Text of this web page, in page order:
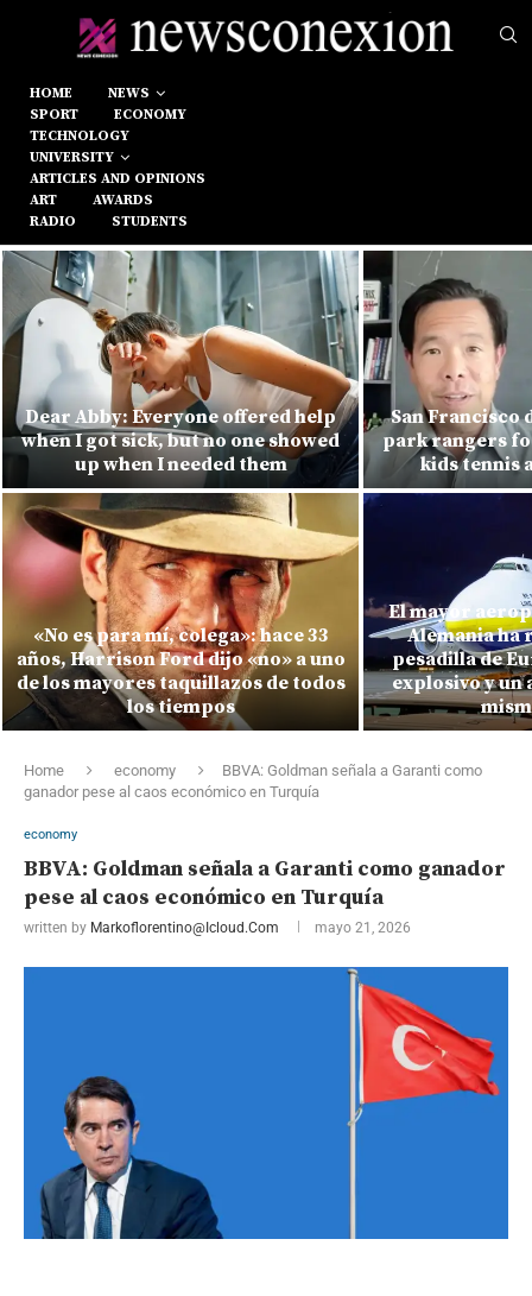
HOME
NEWS
SPORT
ECONOMY
TECHNOLOGY
UNIVERSITY
ARTICLES AND OPINIONS
ART
AWARDS
RADIO
STUDENTS
Dear Abby: Everyone offered help
when I got sick, but no one showed
up when I needed them
«No es para mí, colega»: hace 33
años, Harrison Ford dijo «no» a uno
de los mayores taquillazos de todos
los tiempos
San Francisco
park rangers
kids tennis
El mayor
Alemania ha
pesadilla de
explosivo y un
Home economy
BBVA: Goldman señala a Garanti como
ganador pese al caos económico en Turquía
economy
BBVA: Goldman señala a Garanti como ganador
pese al caos económico en Turquía
written by Markoflorentino@icloud.com mayo 21, 2026